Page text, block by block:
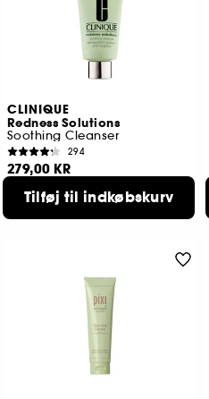
CLINIQUE
Redness Solutions
Soothing Cleanser
294
279,00 KR
Tilføj til indkøbskurv